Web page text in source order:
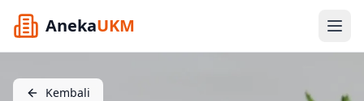
AnekaUKM
Kembali